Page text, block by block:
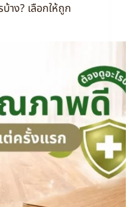
าง? เลือกให้ถูก